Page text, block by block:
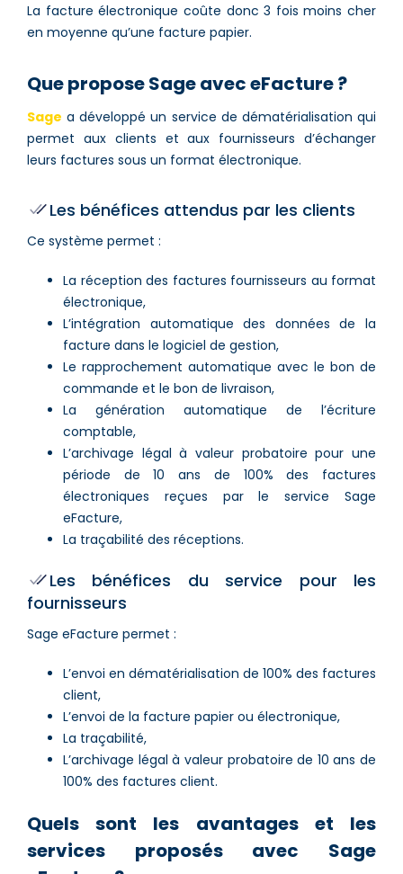
La facture électronique coûte donc 3 fois moins cher
en moyenne qu’une facture papier.
Que propose Sage avec eFacture ?
Sage a développé un service de dématérialisation qui
permet aux clients et aux fournisseurs d’échanger
leurs factures sous un format électronique.
Les bénéfices attendus par les clients
Ce système permet :
La réception des factures fournisseurs au format
électronique,
L’intégration automatique des données de la
facture dans le logiciel de gestion,
Le rapprochement automatique avec le bon de
commande et le bon de livraison,
La génération automatique de l’écriture
comptable,
L’archivage légal à valeur probatoire pour une
période de 10 ans de 100% des factures
électroniques reçues par le service Sage
eFacture,
La traçabilité des réceptions.
Les bénéfices du service pour les
fournisseurs
Sage eFacture permet :
L’envoi en dématérialisation de 100% des factures
client,
L’envoi de la facture papier ou électronique,
La traçabilité,
L’archivage légal à valeur probatoire de 10 ans de
100% des factures client.
Quels sont les avantages et les
services proposés avec Sage